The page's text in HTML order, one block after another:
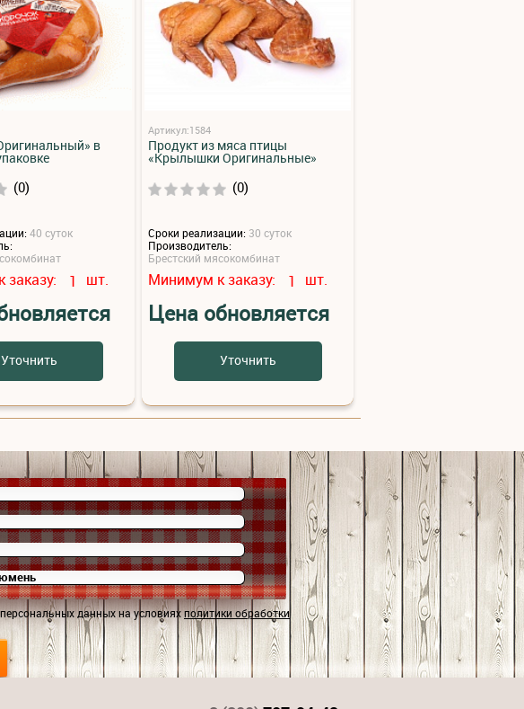
в
(0)
40 суток
1 шт.
Уточнить
Артикул:1584
Продукт из мяса птицы
«Крылышки Оригинальные»
(0)
Сроки реализации: 30 суток
Производитель:
Брестский мясокомбинат
Минимум к заказу: 1 шт.
Цена обновляется
Уточнить
данных на условияхполитики обработки